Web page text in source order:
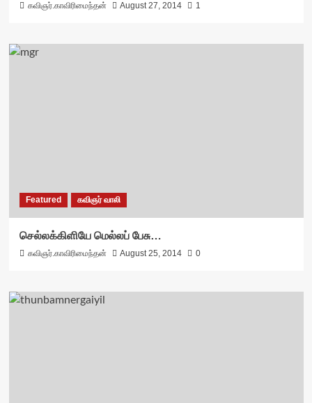
கவிஞர்.காவிரிமைந்தன் August 27, 2014 1
Featured கவிஞர் வாலி
செல்லக்கிளியே மெல்லப் பேசு…
கவிஞர்.காவிரிமைந்தன் August 25, 2014 0